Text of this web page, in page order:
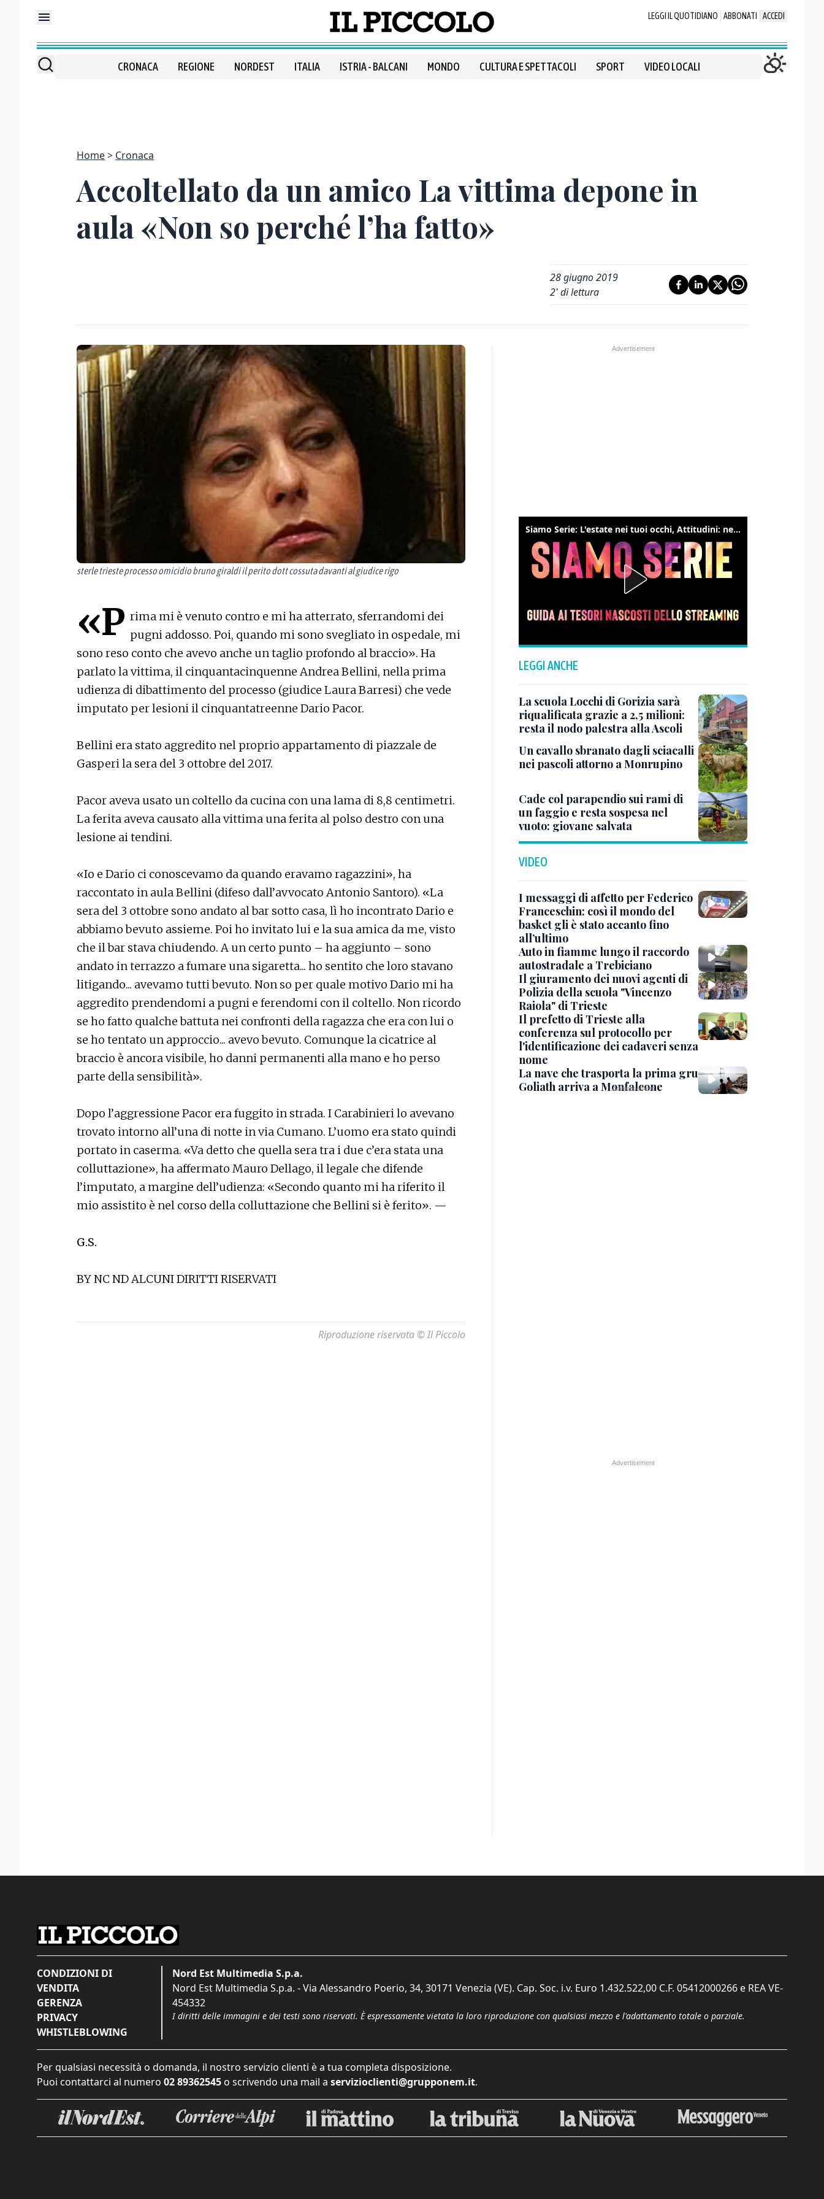
LEGGI IL QUOTIDIANO ABBONATI ACCEDI
CRONACA REGIONE NORDEST ITALIA ISTRIA - BALCANI MONDO CULTURA E SPETTACOLI SPORT VIDEO LOCALI
Home Cronaca
Accoltellato da un amico La vittima depone in
aula «Non so perché l’ha fatto»
28 giugno 2019
2' di lettura
sterle trieste processo omicidio bruno giraldi il perito dott cossuta davanti al giudice rigo
«P rima mi è venuto contro e mi ha atterrato, sferrandomi dei
pugni addosso. Poi, quando mi sono svegliato in ospedale, mi
sono reso conto che avevo anche un taglio profondo al braccio». Ha
parlato la vittima, il cinquantacinquenne Andrea Bellini, nella prima
udienza di dibattimento del processo (giudice Laura Barresi) che vede
imputato per lesioni il cinquantatreenne Dario Pacor.
Bellini era stato aggredito nel proprio appartamento di piazzale de
Gasperi la sera del 3 ottobre del 2017.
Pacor aveva usato un coltello da cucina con una lama di 8,8 centimetri.
La ferita aveva causato alla vittima una ferita al polso destro con una
lesione ai tendini.
«Io e Dario ci conoscevamo da quando eravamo ragazzini», ha
raccontato in aula Bellini (difeso dall’avvocato Antonio Santoro). «La
sera del 3 ottobre sono andato al bar sotto casa, lì ho incontrato Dario e
abbiamo bevuto assieme. Poi ho invitato lui e la sua amica da me, visto
che il bar stava chiudendo. A un certo punto – ha aggiunto – sono
andato in terrazzo a fumare una sigaretta... ho sentito che loro stavano
litigando... avevamo tutti bevuto. Non so per quale motivo Dario mi ha
aggredito prendendomi a pugni e ferendomi con il coltello. Non ricordo
se ho fatto qualche battuta nei confronti della ragazza che era con lui o
se ho tentato un approccio... avevo bevuto. Comunque la cicatrice al
braccio è ancora visibile, ho danni permanenti alla mano e ho perso
parte della sensibilità».
Dopo l’aggressione Pacor era fuggito in strada. I Carabinieri lo avevano
trovato intorno all’una di notte in via Cumano. L’uomo era stato quindi
portato in caserma. «Va detto che quella sera tra i due c’era stata una
colluttazione», ha affermato Mauro Dellago, il legale che difende
l’imputato, a margine dell’udienza: «Secondo quanto mi ha riferito il
mio assistito è nel corso della colluttazione che Bellini si è ferito». —
G.S.
BY NC ND ALCUNI DIRITTI RISERVATI
Riproduzione riservata © Il Piccolo
Siamo Serie: L'estate nei tuoi occhi, Attitudini: nessuna, The bear
LEGGI ANCHE
La scuola Locchi di Gorizia sarà
riqualificata grazie a 2,5 milioni:
resta il nodo palestra alla Ascoli
Un cavallo sbranato dagli sciacalli
nei pascoli attorno a Monrupino
Cade col parapendio sui rami di
un faggio e resta sospesa nel
vuoto: giovane salvata
VIDEO
I messaggi di affetto per Federico
Franceschin: così il mondo del
basket gli è stato accanto fino
all’ultimo
Auto in fiamme lungo il raccordo
autostradale a Trebiciano
Il giuramento dei nuovi agenti di
Polizia della scuola "Vincenzo
Raiola" di Trieste
Il prefetto di Trieste alla
conferenza sul protocollo per
l'identificazione dei cadaveri senza
nome
La nave che trasporta la prima gru
Goliath arriva a Monfalcone
CONDIZIONI DI
VENDITA
GERENZA
PRIVACY
WHISTLEBLOWING
Nord Est Multimedia S.p.a.
Nord Est Multimedia S.p.a. - Via Alessandro Poerio, 34, 30171 Venezia (VE). Cap. Soc. i.v. Euro 1.432.522,00 C.F. 05412000266 e REA VE-
454332
I diritti delle immagini e dei testi sono riservati. È espressamente vietata la loro riproduzione con qualsiasi mezzo e l'adattamento totale o parziale.
Per qualsiasi necessità o domanda, il nostro servizio clienti è a tua completa disposizione.
Puoi contattarci al numero 02 89362545 o scrivendo una mail a servizioclienti@grupponem.it.